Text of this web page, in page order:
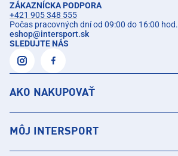
ZÁKAZNÍCKA PODPORA
+421 905 348 555
Počas pracovných dní od 09:00 do 16:00 hod.
eshop@intersport.sk
SLEDUJTE NÁS
AKO NAKUPOVAŤ
MÔJ INTERSPORT